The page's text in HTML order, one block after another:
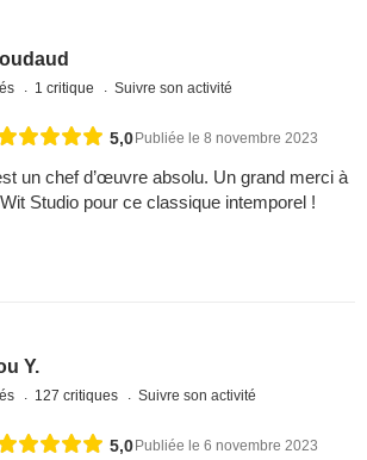
1 critique Suivre son activité
5,0Publiée le 8 novembre 2023
un chef d’œuvre absolu. Un grand merci à
Studio pour ce classique intemporel !
Y.
127 critiques Suivre son activité
5,0Publiée le 6 novembre 2023